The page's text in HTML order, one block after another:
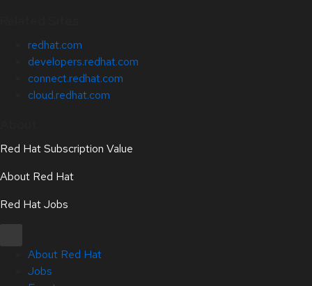
redhat.com
developers.redhat.com
connect.redhat.com
cloud.redhat.com
Red Hat Subscription Value
About Red Hat
Red Hat Jobs
About Red Hat
Jobs